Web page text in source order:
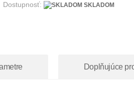
Dostupnosť: SKLADOM
Doplňujúce